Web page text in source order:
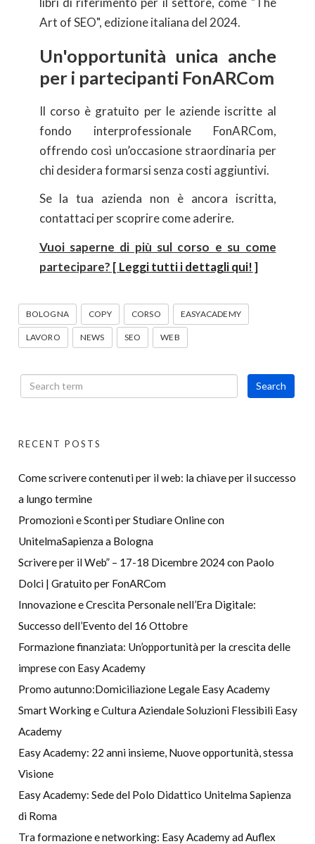
Art of SEO", edizione italiana del 2024.
Un'opportunità unica anche
per i partecipanti FonARCom
Il corso è gratuito per le aziende iscritte al
fondo interprofessionale FonARCom,
offrendo così un’occasione straordinaria per
chi desidera formarsi senza costi aggiuntivi.
Se la tua azienda non è ancora iscritta,
contattaci per scoprire come aderire.
Vuoi saperne di più sul corso e su come
partecipare? [ Leggi tutti i dettagli qui!]
BOLOGNA COPY CORSO EASYACADEMY
LAVORO NEWS SEO WEB
RECENT POSTS
Come scrivere contenuti per il web: la chiave per il successo
a lungo termine
Promozioni e Sconti per Studiare Online con
UnitelmaSapienza a Bologna
Scrivere per il Web” – 17-18 Dicembre 2024 con Paolo
Dolci | Gratuito per FonARCom
Innovazione e Crescita Personale nell’Era Digitale:
Successo dell’Evento del 16 Ottobre
Formazione finanziata: Un’opportunità per la crescita delle
imprese con Easy Academy
Promo autunno:Domiciliazione Legale Easy Academy
Smart Working e Cultura Aziendale Soluzioni Flessibili Easy
Academy
Easy Academy: 22 anni insieme, Nuove opportunità, stessa
Visione
Easy Academy: Sede del Polo Didattico Unitelma Sapienza
di Roma
Tra formazione e networking: Easy Academy ad Auflex